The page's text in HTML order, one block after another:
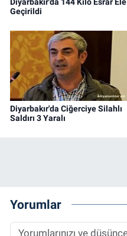
Geçirildi
Diyarbakır'da Ciğerciye Silahlı
Saldırı 3 Yaralı
Yorumlar